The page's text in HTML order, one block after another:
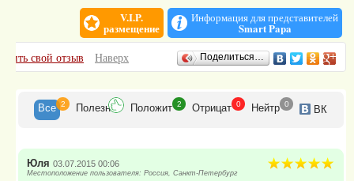
V.I.P.
размещение
Информация для представителей
Smart Papa
Отзывы
свой отзыв Наверх Поделиться…
Все 2 Полезн Положит 2 Отрицат 0 Нейтр 0 ВК
Юля 03.07.2015 00:06
Местоположение пользователя: Россия, Санкт-Петербург